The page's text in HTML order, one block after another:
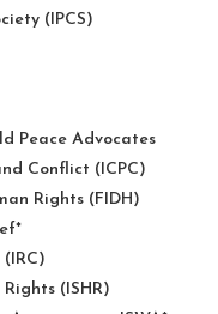
(IPCS)
Peace Advocates
Conflict (ICPC)
Rights (FIDH)
(ISHR)